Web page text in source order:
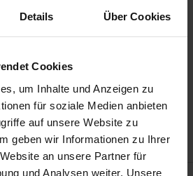
Details Über Cookies
Cookies
um Inhalte und Anzeigen zu
für soziale Medien anbieten
auf unsere Website zu
geben wir Informationen zu Ihrer
an unsere Partner für
und Analysen weiter. Unsere
on the delivery address, VAT
Add to Cart